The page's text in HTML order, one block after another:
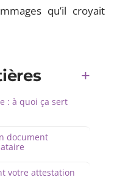
qu’il croyait
: à quoi ça sert
document
votre attestation